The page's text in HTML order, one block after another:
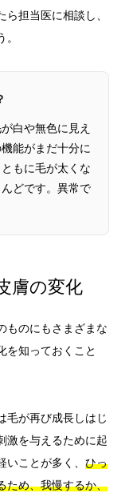
担当医に相談し、
白や無色に見え
能がまだ十分に
もに毛が太くな
どです。異常で
膚の変化
ものにもさまざまな
を知っておくこと
毛が再び成長しはじ
激を与えるために起
ことが多く、 ひっ
ため、我慢するか、